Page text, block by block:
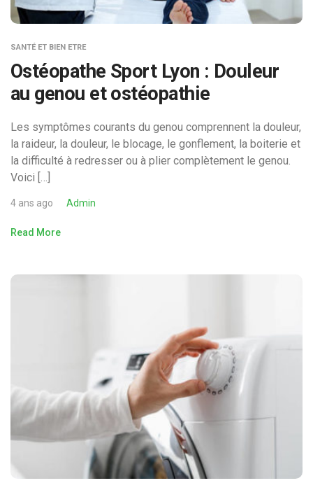
SANTÉ ET BIEN ETRE
Ostéopathe Sport Lyon : Douleur
au genou et ostéopathie
Les symptômes courants du genou comprennent la douleur,
la raideur, la douleur, le blocage, le gonflement, la boiterie et
la difficulté à redresser ou à plier complètement le genou.
Voici […]
4 ans ago Admin
Read More